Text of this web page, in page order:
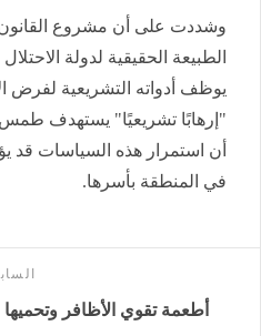
وشددت على أن مشروع
الطبيعة الحقيقية لدولة
يوظف أدواته التشريعية لفرض
"إرهابًا تشريعيًا" يستهدف طمس
أن استمرار هذه السياسات قد
في المنطقة بأسرها.
أطعمة تقوي الأظافر